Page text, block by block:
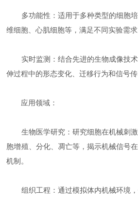
多功能性：适用于多种类型的细胞培
维细胞、心肌细胞等，满足不同实验需求
实时监测：结合先进的生物成像技术
伸过程中的形态变化、迁移行为和信号传
应用领域：
生物医学研究：研究细胞在机械刺激
胞增殖、分化、凋亡等，揭示机械信号
机制。
组织工程：通过模拟体内机械环境，